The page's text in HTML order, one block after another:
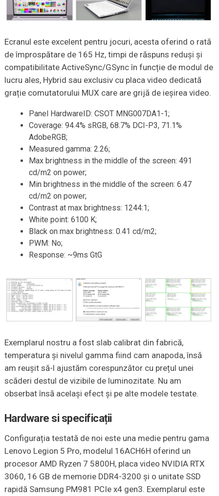
Ecranul este excelent pentru jocuri, acesta oferind o rată
de împrospătare de 165 Hz, timpi de răspuns reduși și
compatibilitate ActiveSync/GSync în funcție de modul de
lucru ales, Hybrid sau exclusiv cu placa video dedicată
grație comutatorului MUX care are grijă de ieșirea video.
Panel HardwareID: CSOT MNG007DA1-1;
Coverage: 94.4% sRGB, 68.7% DCI-P3, 71.1%
AdobeRGB;
Measured gamma: 2.26;
Max brightness in the middle of the screen: 491
cd/m2 on power;
Min brightness in the middle of the screen: 6.47
cd/m2 on power;
Contrast at max brightness: 1244:1;
White point: 6100 K;
Black on max brightness: 0.41 cd/m2;
PWM: No;
Response: ~9ms GtG
Exemplarul nostru a fost slab calibrat din fabrică,
temperatura și nivelul gamma fiind cam anapoda, însă
am reușit să-l ajustăm corespunzător cu prețul unei
scăderi destul de vizibile de luminozitate. Nu am
obserbat însă același efect și pe alte modele testate.
Hardware si specificații
Configurația testată de noi este una medie pentru gama
Lenovo Legion 5 Pro, modelul 16ACH6H oferind un
procesor AMD Ryzen 7 5800H, placa video NVIDIA RTX
3060, 16 GB de memorie DDR4-3200 și o unitate SSD
rapidă Samsung PM981 PCIe x4 gen3. Exemplarul este